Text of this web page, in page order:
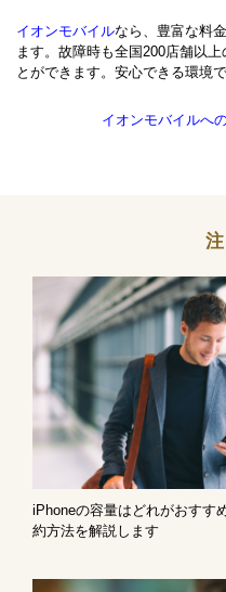
イオンモバイルなら、豊富な料
ます。故障時も全国200店舗以
とができます。安心できる環境
イオンモバイルへ
iPhoneの容量はどれがおすす
約方法を解説します